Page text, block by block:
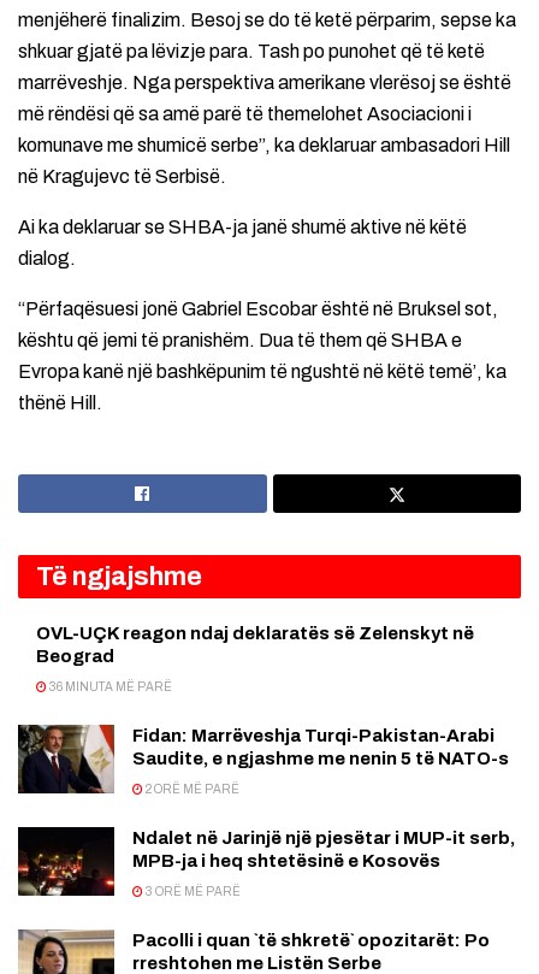
menjëherë finalizim. Besoj se do të ketë përparim, sepse ka
shkuar gjatë pa lëvizje para. Tash po punohet që të ketë
marrëveshje. Nga perspektiva amerikane vlerësoj se është
më rëndësi që sa amë parë të themelohet Asociacioni i
komunave me shumicë serbe”, ka deklaruar ambasadori Hill
në Kragujevc të Serbisë.
Ai ka deklaruar se SHBA-ja janë shumë aktive në këtë
dialog.
“Përfaqësuesi jonë Gabriel Escobar është në Bruksel sot,
kështu që jemi të pranishëm. Dua të them që SHBA e
Evropa kanë një bashkëpunim të ngushtë në këtë temë’, ka
thënë Hill.
Të ngjajshme
OVL-UÇK reagon ndaj deklaratës së Zelenskyt në
Beograd
36 MINUTA MË PARË
Fidan: Marrëveshja Turqi-Pakistan-Arabi
Saudite, e ngjashme me nenin 5 të NATO-s
2 ORË MË PARË
Ndalet në Jarinjë një pjesëtar i MUP-it serb,
MPB-ja i heq shtetësinë e Kosovës
3 ORË MË PARË
Pacolli i quan `të shkretë` opozitarët: Po
rreshtohen me Listën Serbe